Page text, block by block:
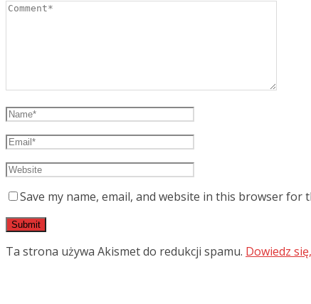
Save my name, email, and website in this browser for
Ta strona używa Akismet do redukcji spamu. Dowiedz